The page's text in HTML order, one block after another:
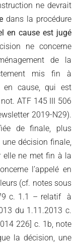
ne devrait
dans la procédure
en cause est jugé
ne concerne
de la
mis fin à
en cause, qui est
ATF 145 III 506
2019-N29).
de finale, plus
décision finale,
elle ne met fin à la
l’appelé en
(cf. notes sous
c. 1.1 – relatif à
du 1.11.2013 c.
226] c. 1b, note
la décision, une